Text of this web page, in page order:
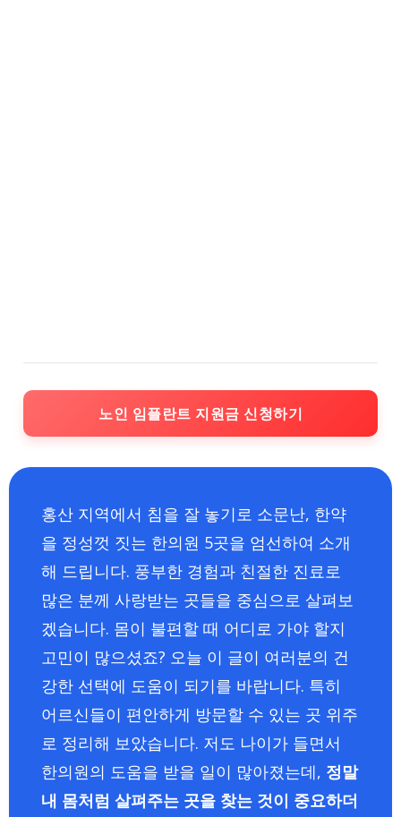
노인 임플란트 지원금 신청하기
홍산 지역에서 침을 잘 놓기로 소문난, 한약
을 정성껏 짓는 한의원 5곳을 엄선하여 소개
해 드립니다. 풍부한 경험과 친절한 진료로
많은 분께 사랑받는 곳들을 중심으로 살펴보
겠습니다. 몸이 불편할 때 어디로 가야 할지
고민이 많으셨죠? 오늘 이 글이 여러분의 건
강한 선택에 도움이 되기를 바랍니다. 특히
어르신들이 편안하게 방문할 수 있는 곳 위주
로 정리해 보았습니다. 저도 나이가 들면서
한의원의 도움을 받을 일이 많아졌는데, 정말
내 몸처럼 살펴주는 곳을 찾는 것이 중요하더